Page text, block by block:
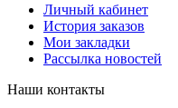
Личный кабинет
История заказов
Мои закладки
Рассылка новостей
Наши контакты